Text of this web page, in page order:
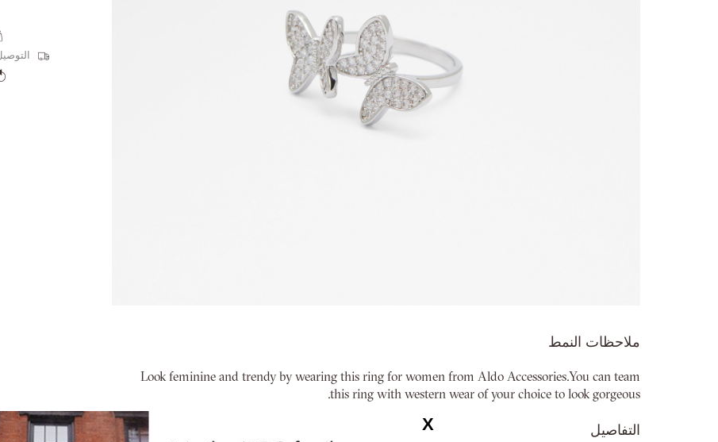
بداية
الصور
ملاحظات النمط
Look feminine and trendy by wearing this ring for women from Aldo Accessories.You can team
this ring with western wear of your choice to look gorgeous.
التفاصيل